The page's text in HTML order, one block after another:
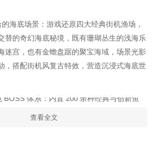
海底场景：游戏还原四大经典街机渔场，
替的奇幻海底秘境，既有珊瑚丛生的浅海乐
迷宫，也有金蟾盘踞的聚宝海域，场景光影
，搭配街机风复古特效，营造沉浸式海底世
BOSS 体系：内置 200 余种经典与创新鱼
龟等基础鱼种，以及黄金鲨、闪电鲸等高倍
海龙王、盔甲鳄鱼、财神等强力 BOSS 轮番
查看全文